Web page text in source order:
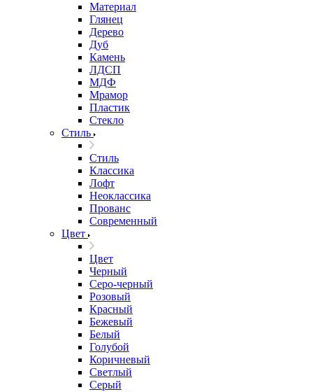
Материал
Глянец
Дерево
Дуб
Камень
ЛДСП
МДФ
Мрамор
Пластик
Стекло
Стиль
Стиль
Классика
Лофт
Неоклассика
Прованс
Современный
Цвет
Цвет
Черный
Серо-черный
Розовый
Красный
Бежевый
Белый
Голубой
Коричневый
Светлый
Серый